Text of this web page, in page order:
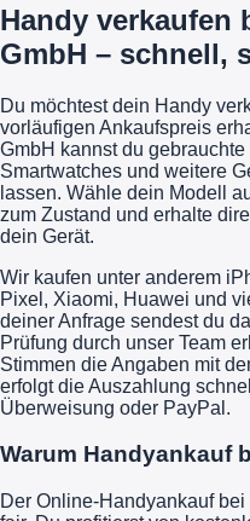
Handy verkaufen
GmbH – schnell,
Du möchtest dein Handy
vorläufigen Ankaufspreis
GmbH kannst du
Smartwatches und weitere
lassen. Wähle dein Modell
zum Zustand und erhalte
dein Gerät.
Wir kaufen unter anderem
Pixel, Xiaomi, Huawei und
deiner Anfrage sendest du
Prüfung durch unser Team
Stimmen die Angaben mit
erfolgt die Auszahlung
Überweisung oder PayPal.
Warum Handyankauf
Der Online-Handyankauf